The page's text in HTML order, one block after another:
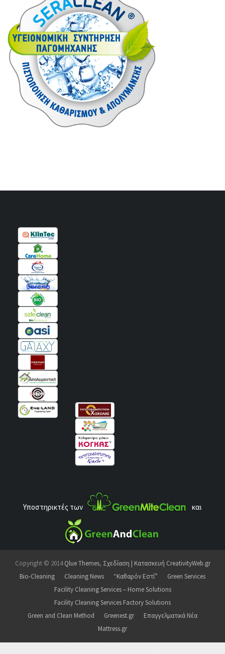
Υποστηρικτές των και
Copyright © 2014Qlue Themes, Σχεδίαση | Κατασκευή CreativityWeb.gr
Bio-Cleaning
Cleaning News “Καθαρόν Εστί”
Green Services
Facility Cleaning Services – Home Solutions
Facility Cleaning Services Factory Solutions
Green and Clean Method
Greenest.gr
Επαγγελματικά Νέα
Mattress.gr